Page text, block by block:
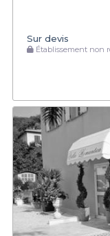
Sur devis
Établissement non